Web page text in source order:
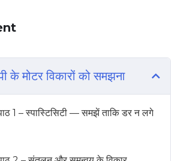
के मोटर विकारों को समझना
1 – स्पास्टिसिटी — समझें ताकि डर न लगे